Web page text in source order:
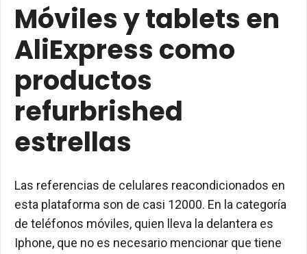
Móviles y tablets en
AliExpress como
productos
refurbrished
estrellas
Las referencias de celulares reacondicionados en
esta plataforma son de casi 12000. En la categoría
de teléfonos móviles, quien lleva la delantera es
Iphone, que no es necesario mencionar que tiene